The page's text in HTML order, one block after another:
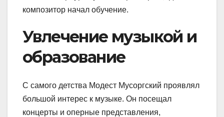
композитор начал обучение.
Увлечение музыкой и
образование
С самого детства Модест Мусоргский проявлял
большой интерес к музыке. Он посещал
концерты и оперные представления,